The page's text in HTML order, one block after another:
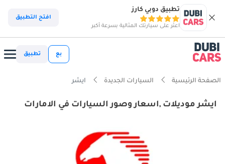
تطبيق دوبي كارز
اعثر على سيارتك المثالية بسرعة أكبر
افتح التطبيق
بع تطبيق
الصفحة الرئيسية السيارات الجديدة ايشر
ايشر موديلات ,اسعار وصور السيارات في الامارات